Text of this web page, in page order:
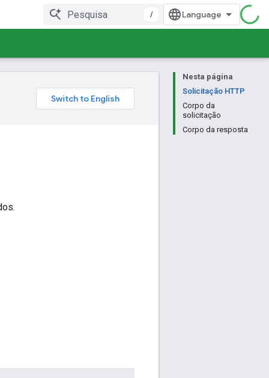
/
Nesta página
Solicitação HTTP
Corpo da
solicitação
Corpo da resposta